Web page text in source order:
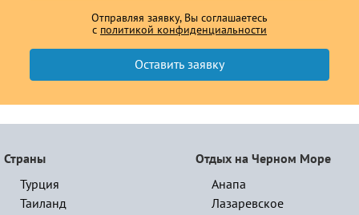
Отправляя заявку, Вы соглашаетесь
с политикой конфиденциальности
Страны
Турция
Таиланд
Отдых на Черном Море
Анапа
Лазаревское